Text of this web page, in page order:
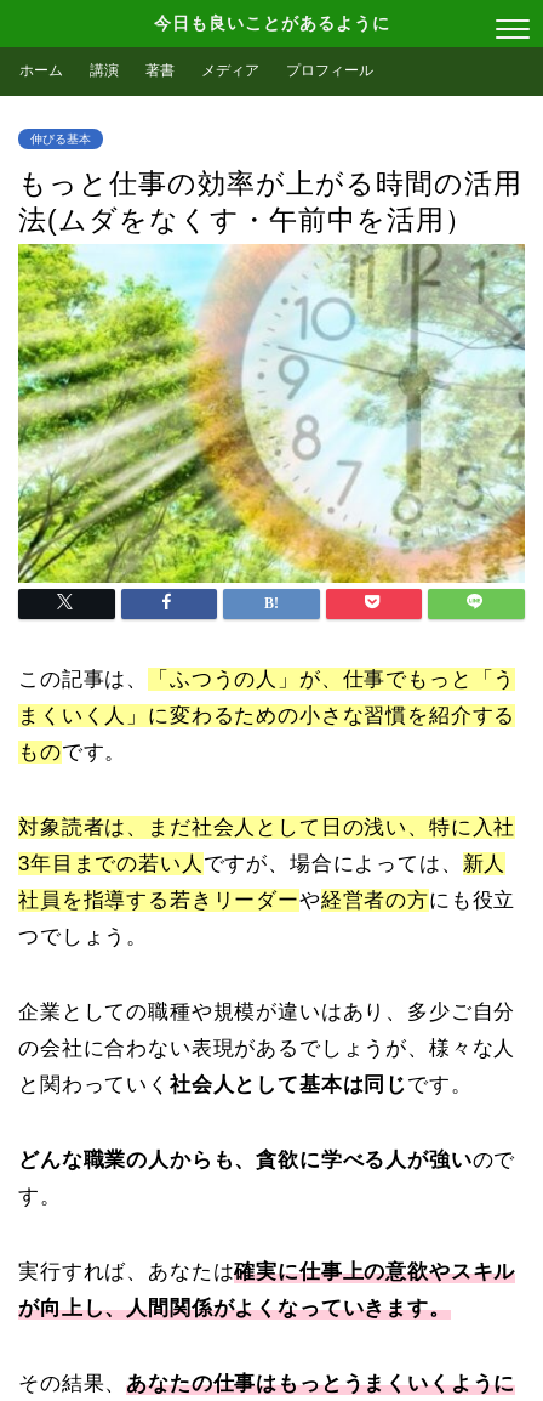
今日も良いことがあるように
ホーム 講演 著書 メディア プロフィール
伸びる基本
もっと仕事の効率が上がる時間の活用
法(ムダをなくす・午前中を活用）
この記事は、
「ふつうの人」が、仕事でもっと「う
まくいく人」に変わるための小さな習慣を紹介する
ものです。
対象読者は、まだ社会人として日の浅い、特に入社
3年目までの若い人 ですが、場合によっては、 新人
社員を指導する若きリーダーや経営者の方にも役立
つでしょう。
企業としての職種や規模が違いはあり、多少ご自分
の会社に合わない表現があるでしょうが、様々な人
と関わっていく 社会人として基本は同じです。
どんな職業の人からも、貪欲に学べる人が強いので
す。
実行すれば、あなたは確実に仕事上の意欲やスキル
が向上し、人間関係がよくなっていきます。
その結果、あなたの仕事はもっとうまくいくように